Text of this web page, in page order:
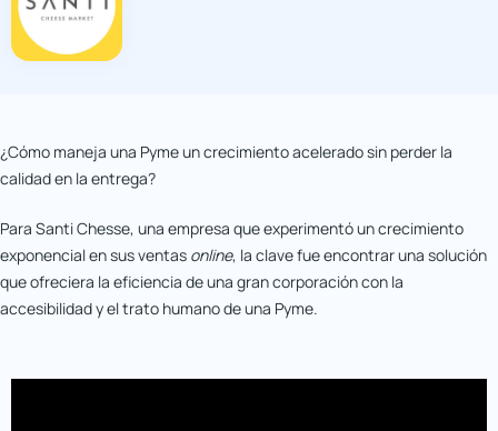
Nosotros
¿Cómo maneja una Pyme un crecimiento acelerado sin perder la
calidad en la entrega?
Para Santi Chesse, una empresa que experimentó un crecimiento
exponencial en sus ventas online, la clave fue encontrar una solución
que ofreciera la eficiencia de una gran corporación con la
accesibilidad y el trato humano de una Pyme.